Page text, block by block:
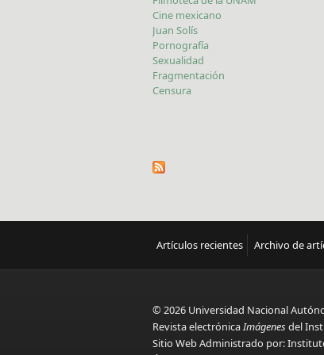
Cine mexicano
Juan Solís
Pornografía
Sexualidad
Fragmentación
Censura
Artículos recientes Archivo de
© 2026 Universidad Nacional
Revista electrónicaImágenes del
Sitio Web Administrado por: